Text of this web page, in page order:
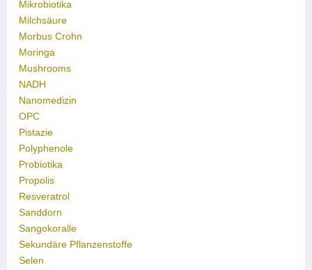
Mikrobiotika
Milchsäure
Morbus Crohn
Moringa
Mushrooms
NADH
Nanomedizin
OPC
Pistazie
Polyphenole
Probiotika
Propolis
Resveratrol
Sanddorn
Sangokoralle
Sekundäre Pflanzenstoffe
Selen